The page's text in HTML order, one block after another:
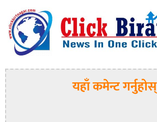
यहाँ कमेन्ट गर्नुहोस्